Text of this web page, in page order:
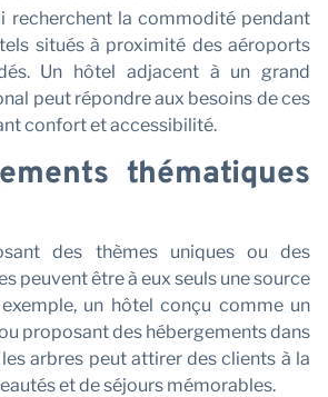
recherchent la commodité pendant
situés à proximité des aéroports
Un hôtel adjacent à un grand
peut répondre aux besoins de ces
confort et accessibilité.
thématiques
des thèmes uniques ou des
peuvent être à eux seuls une source
un hôtel conçu comme un
proposant des hébergements dans
arbres peut attirer des clients à la
et de séjours mémorables.